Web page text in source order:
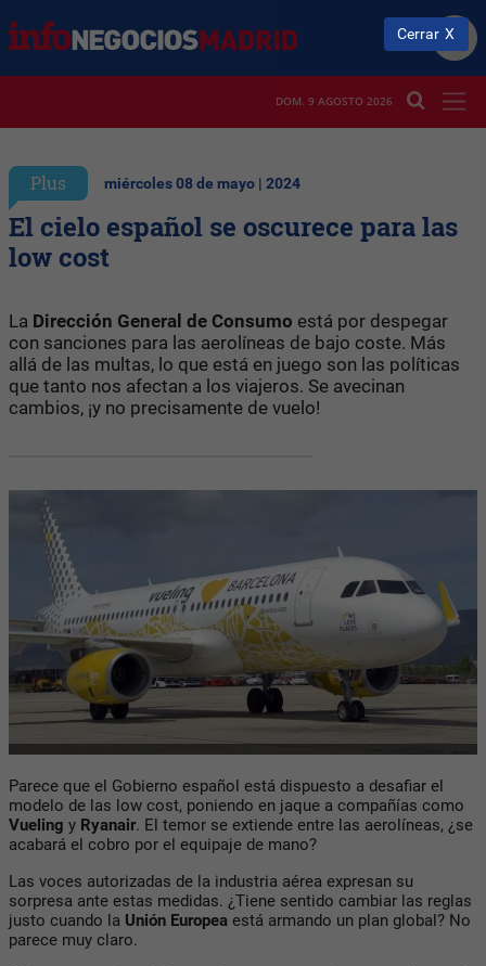
DOM. 9 AGOSTO 2026
Plus miércoles 08 de mayo | 2024
El cielo español se oscurece para las
low cost
La Dirección General de Consumo está por despegar
con sanciones para las aerolíneas de bajo coste. Más
allá de las multas, lo que está en juego son las políticas
que tanto nos afectan a los viajeros. Se avecinan
cambios, ¡y no precisamente de vuelo!
Parece que el Gobierno español está dispuesto a desafiar el
modelo de las low cost, poniendo en jaque a compañías como
Vueling y Ryanair. El temor se extiende entre las aerolíneas, ¿se
acabará el cobro por el equipaje de mano?
Las voces autorizadas de la industria aérea expresan su
sorpresa ante estas medidas. ¿Tiene sentido cambiar las reglas
justo cuando la Unión Europea está armando un plan global? No
parece muy claro.
Cerrar